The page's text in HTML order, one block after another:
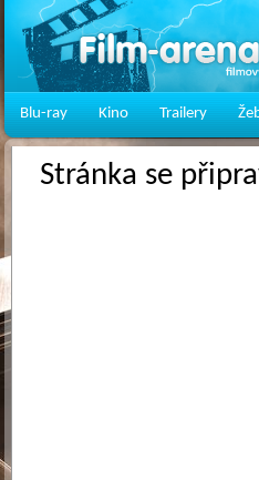
Blu-ray Kino Trailery
Stránka se